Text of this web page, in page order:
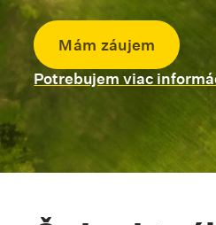
Mám záujem
Potrebujem viac